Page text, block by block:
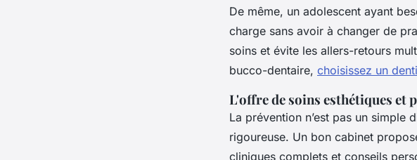
De même, un adolescent ayant
charge sans avoir à changer de
soins et évite les allers-retours
bucco-dentaire, choisissez un
L'offre de soins esthétiques et
La prévention n’est pas un simple
rigoureuse. Un bon cabinet
cliniques complets et conseils